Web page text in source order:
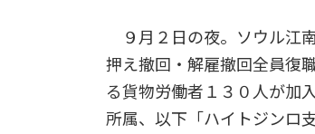
９月２日の夜。ソウル江
押え撤回・解雇撤回全員復
る貨物労働者１３０人が加
所属、以下「ハイトジンロ